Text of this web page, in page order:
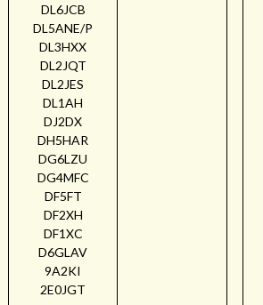
DL6JCB
DL5ANE/P
DL3HXX
DL2JQT
DL2JES
DL1AH
DJ2DX
DH5HAR
DG6LZU
DG4MFC
DF5FT
DF2XH
DF1XC
D6GLAV
9A2KI
2E0JGT